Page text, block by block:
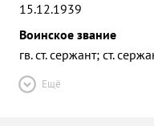
15.12.1939
Воинское звание
гв. ст. сержант; ст.
Ещё